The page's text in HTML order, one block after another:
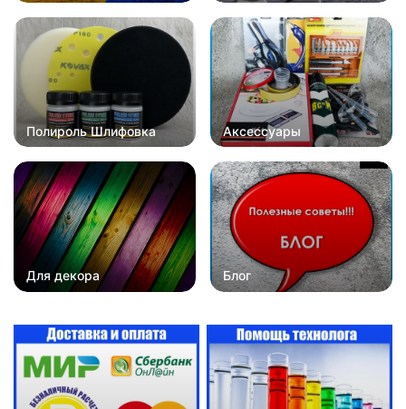
Полироль Шлифовка Аксессуары
Для декора Блог